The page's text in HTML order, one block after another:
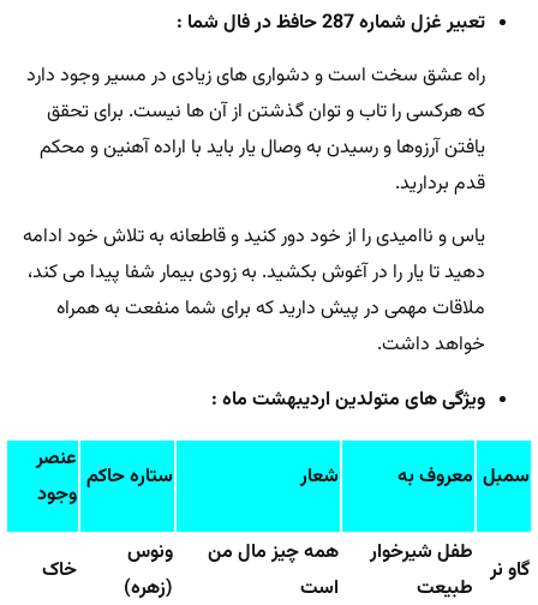
تعبیر غزل شماره 287 حافظ در فال شما :
راه عشق سخت است و دشواری های زیادی در مسیر وجود دارد
که هرکسی را تاب و توان گذشتن از آن ها نیست. برای تحقق
یافتن آرزوها و رسیدن به وصال یار باید با اراده آهنین و محکم
قدم بردارید.
یاس و ناامیدی را از خود دور کنید و قاطعانه به تلاش خود ادامه
دهید تا یار را در آغوش بکشید. به زودی بیمار شفا پیدا می کند،
ملاقات مهمی در پیش دارید که برای شما منفعت به همراه
خواهد داشت.
ویژگی های متولدین اردیبهشت ماه :
سمبل معروف به شعار ستاره حاکم
عنصر
وجود
گاو نر
طفل شیرخوار
طبیعت
همه چیز مال من
است
ونوس
(زهره)
خاک